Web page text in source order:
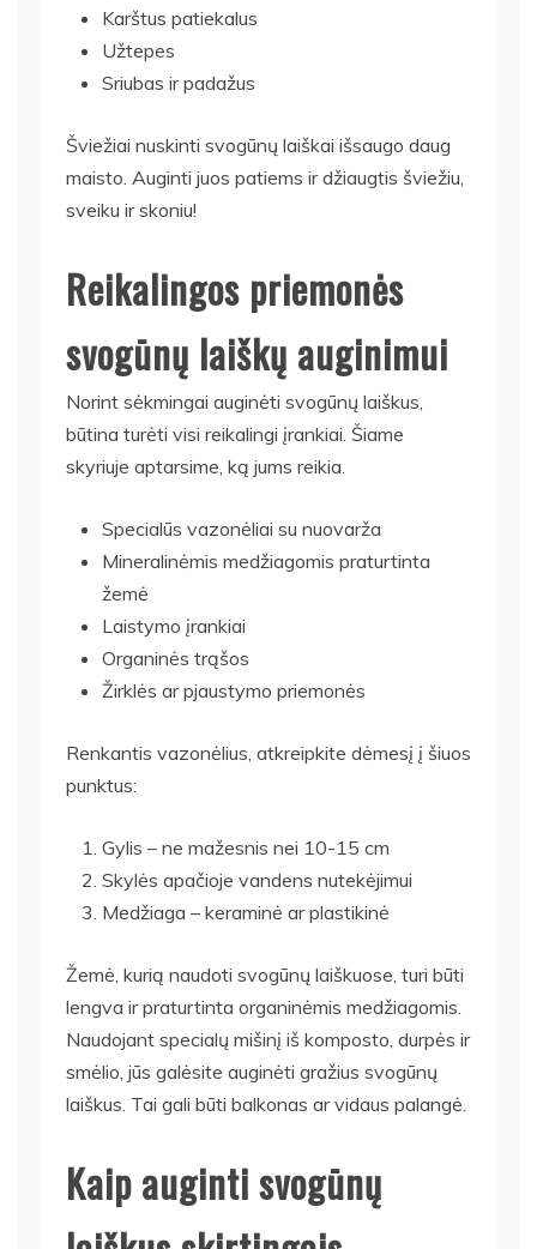
Karštus patiekalus
Užtepes
Sriubas ir padažus
Šviežiai nuskinti svogūnų laiškai išsaugo daug
maisto. Auginti juos patiems ir džiaugtis šviežiu,
sveiku ir skoniu!
Reikalingos priemonės
svogūnų laiškų auginimui
Norint sėkmingai auginėti svogūnų laiškus,
būtina turėti visi reikalingi įrankiai. Šiame
skyriuje aptarsime, ką jums reikia.
Specialūs vazonėliai su nuovarža
Mineralinėmis medžiagomis praturtinta
žemė
Laistymo įrankiai
Organinės trąšos
Žirklės ar pjaustymo priemonės
Renkantis vazonėlius, atkreipkite dėmesį į šiuos
punktus:
Gylis – ne mažesnis nei 10-15 cm
Skylės apačioje vandens nutekėjimui
Medžiaga – keraminė ar plastikinė
Žemė, kurią naudoti svogūnų laiškuose, turi būti
lengva ir praturtinta organinėmis medžiagomis.
Naudojant specialų mišinį iš komposto, durpės ir
smėlio, jūs galėsite auginėti gražius svogūnų
laiškus. Tai gali būti balkonas ar vidaus palangė.
Kaip auginti svogūnų